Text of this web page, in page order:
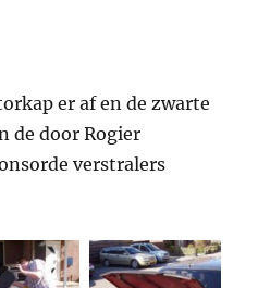
er af en de zwarte
de door Rogier
verstralers